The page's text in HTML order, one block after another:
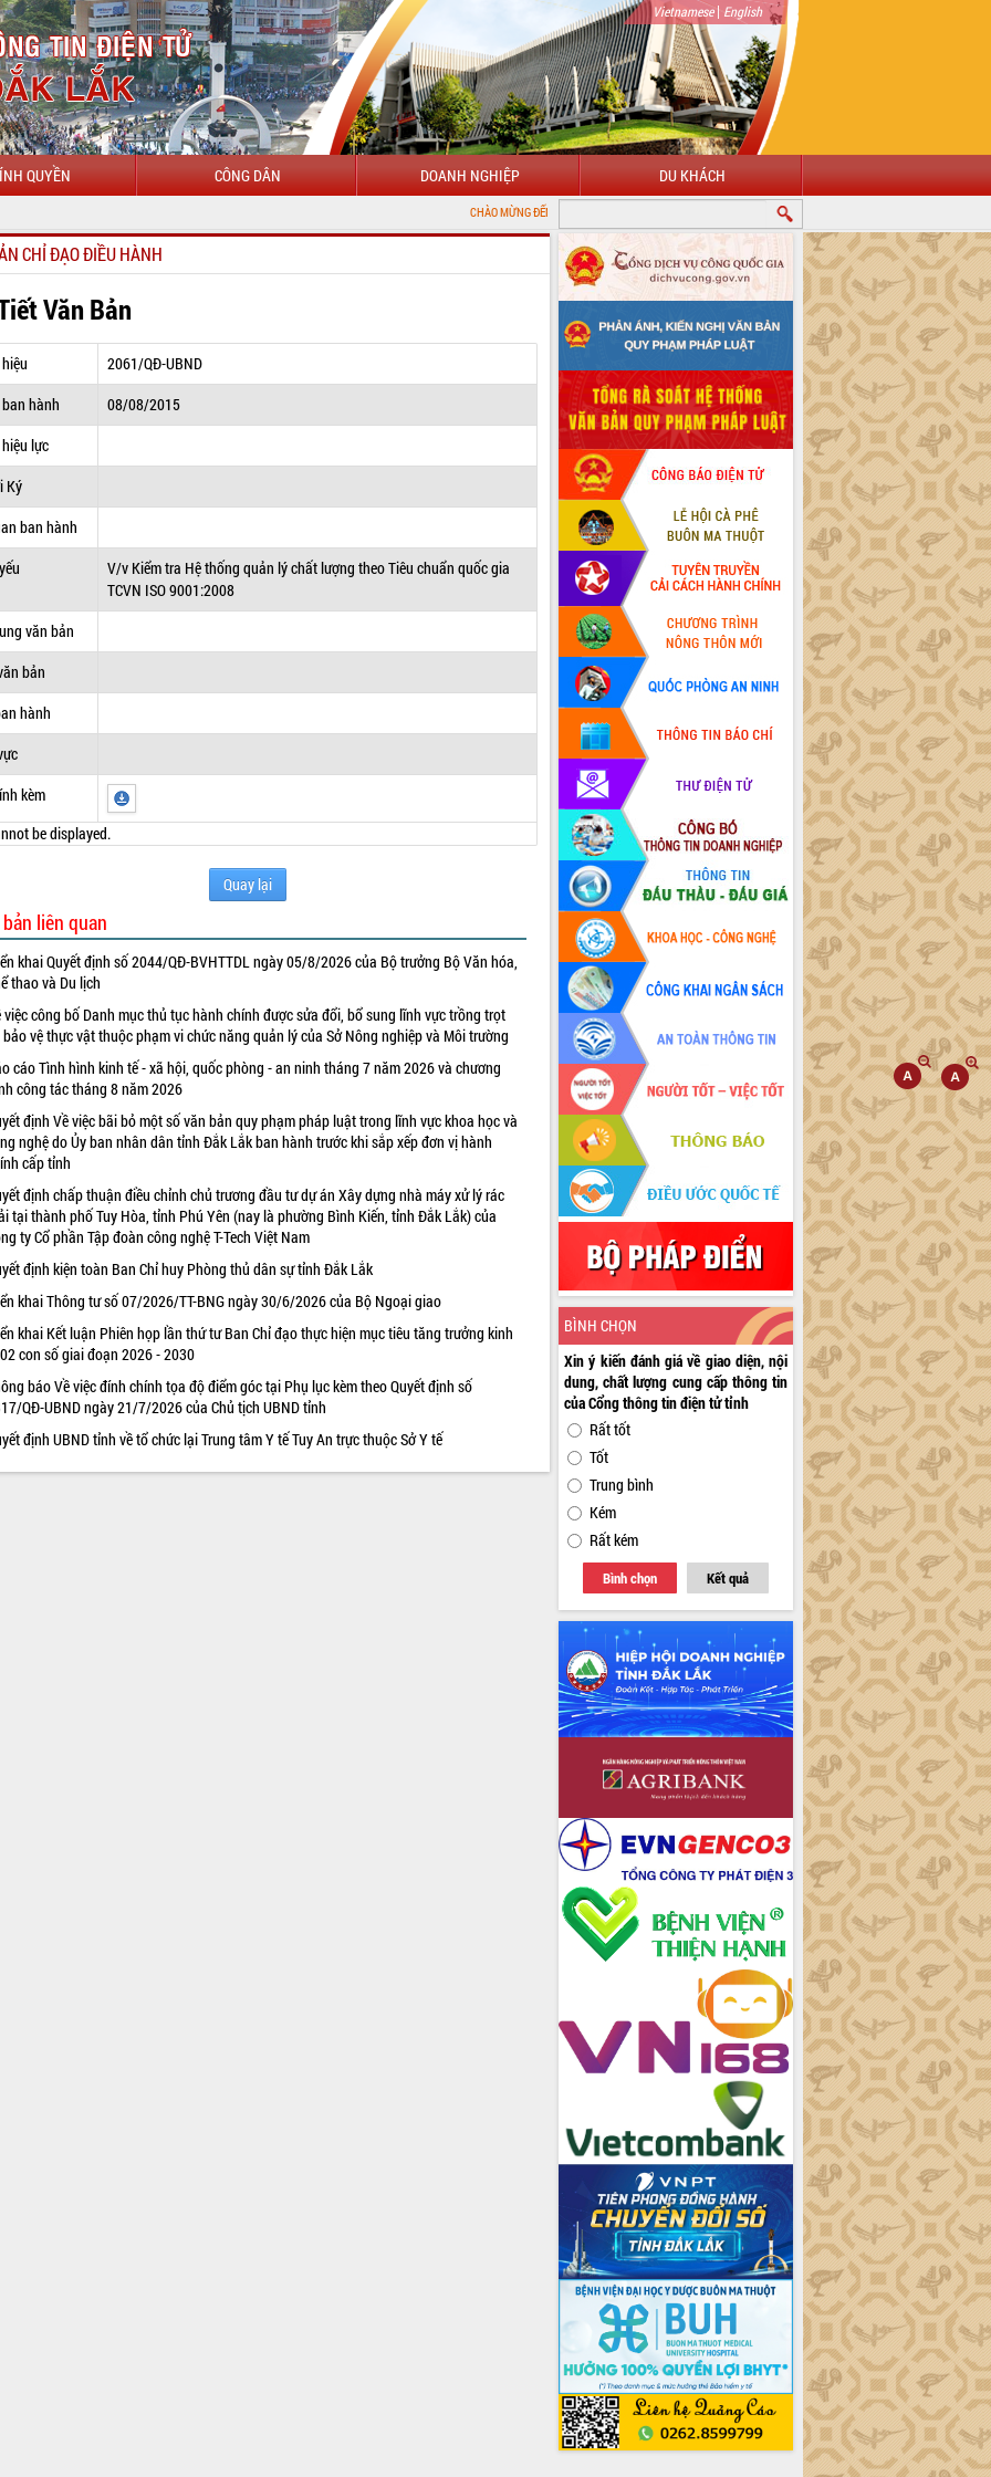
Vietnamese| English
QUYỀN CÔNG DÂN DOANH NGHIỆP DU KHÁCH
CHÀO MỪNG ĐẾN VỚI CỔNG THÔNG TIN ĐIỆN TỬ TỈNH ĐẮK LẮK
CHỈ ĐẠO ĐIỀU HÀNH
Văn Bản
2061/QĐ-UBND
hành
08/08/2015
lực
Ký
ban hành
V/v Kiểm tra Hệ thống quản lý chất lượng theo Tiêu chuẩn quốc gia
TCVN ISO 9001:2008
văn bản
bản
hành
kèm
be displayed.
Quay lại
liên quan
khai Quyết định số 2044/QĐ-BVHTTDL ngày 05/8/2026 của Bộ trưởng Bộ Văn hóa,
thao và Du lịch
việc công bố Danh mục thủ tục hành chính được sửa đổi, bổ sung lĩnh vực trồng trọt
bảo vệ thực vật thuộc phạm vi chức năng quản lý của Sở Nông nghiệp và Môi trường
cáo Tình hình kinh tế - xã hội, quốc phòng - an ninh tháng 7 năm 2026 và chương
công tác tháng 8 năm 2026
định Về việc bãi bỏ một số văn bản quy phạm pháp luật trong lĩnh vực khoa học và
nghệ do Ủy ban nhân dân tỉnh Đắk Lắk ban hành trước khi sắp xếp đơn vị hành
cấp tỉnh
định chấp thuận điều chỉnh chủ trương đầu tư dự án Xây dựng nhà máy xử lý rác
tại thành phố Tuy Hòa, tỉnh Phú Yên (nay là phường Bình Kiến, tỉnh Đắk Lắk) của
ty Cổ phần Tập đoàn công nghệ T-Tech Việt Nam
định kiện toàn Ban Chỉ huy Phòng thủ dân sự tỉnh Đắk Lắk
khai Thông tư số 07/2026/TT-BNG ngày 30/6/2026 của Bộ Ngoại giao
khai Kết luận Phiên họp lần thứ tư Ban Chỉ đạo thực hiện mục tiêu tăng trưởng kinh
con số giai đoạn 2026 - 2030
báo Về việc đính chính tọa độ điểm góc tại Phụ lục kèm theo Quyết định số
QĐ-UBND ngày 21/7/2026 của Chủ tịch UBND tỉnh
định UBND tỉnh về tổ chức lại Trung tâm Y tế Tuy An trực thuộc Sở Y tế
BÌNH CHỌN
Xin ý kiến đánh giá về giao diện, nội
dung, chất lượng cung cấp thông tin
của Cổng thông tin điện tử tỉnh
Rất tốt
Tốt
Trung bình
Kém
Rất kém
Bình chọn Kết quả